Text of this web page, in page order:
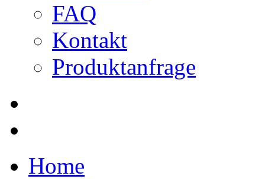
FAQ
Kontakt
Produktanfrage
Home